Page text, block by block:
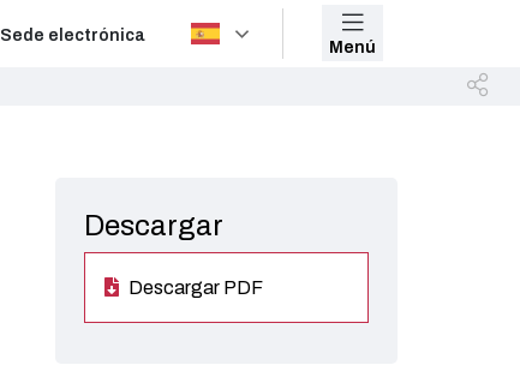
Sede electrónica
Menú
Descargar
Descargar PDF